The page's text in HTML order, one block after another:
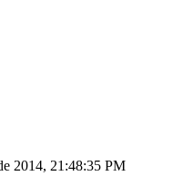
2014, 21:48:35 PM